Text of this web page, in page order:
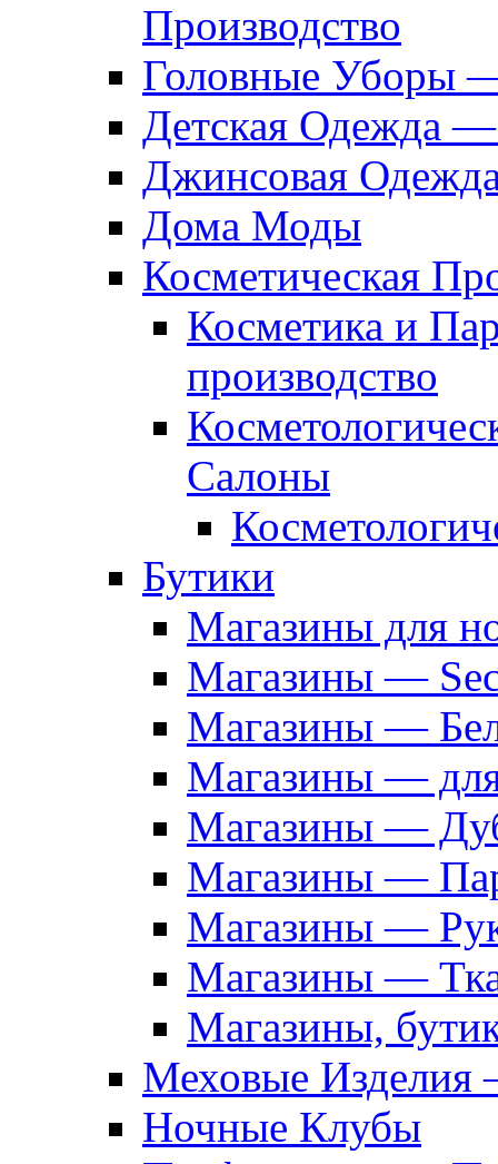
Производство
Головные Уборы
Детская Одежда
Джинсовая
Дома Моды
Косметическая
Косметика и
производство
Салоны
Бутики
Магазины для
Магазины —
Магазины —
Магазины —
Магазины —
Магазины —
Магазины —
Магазины —
Магазины,
Меховые Изделия
Ночные Клубы